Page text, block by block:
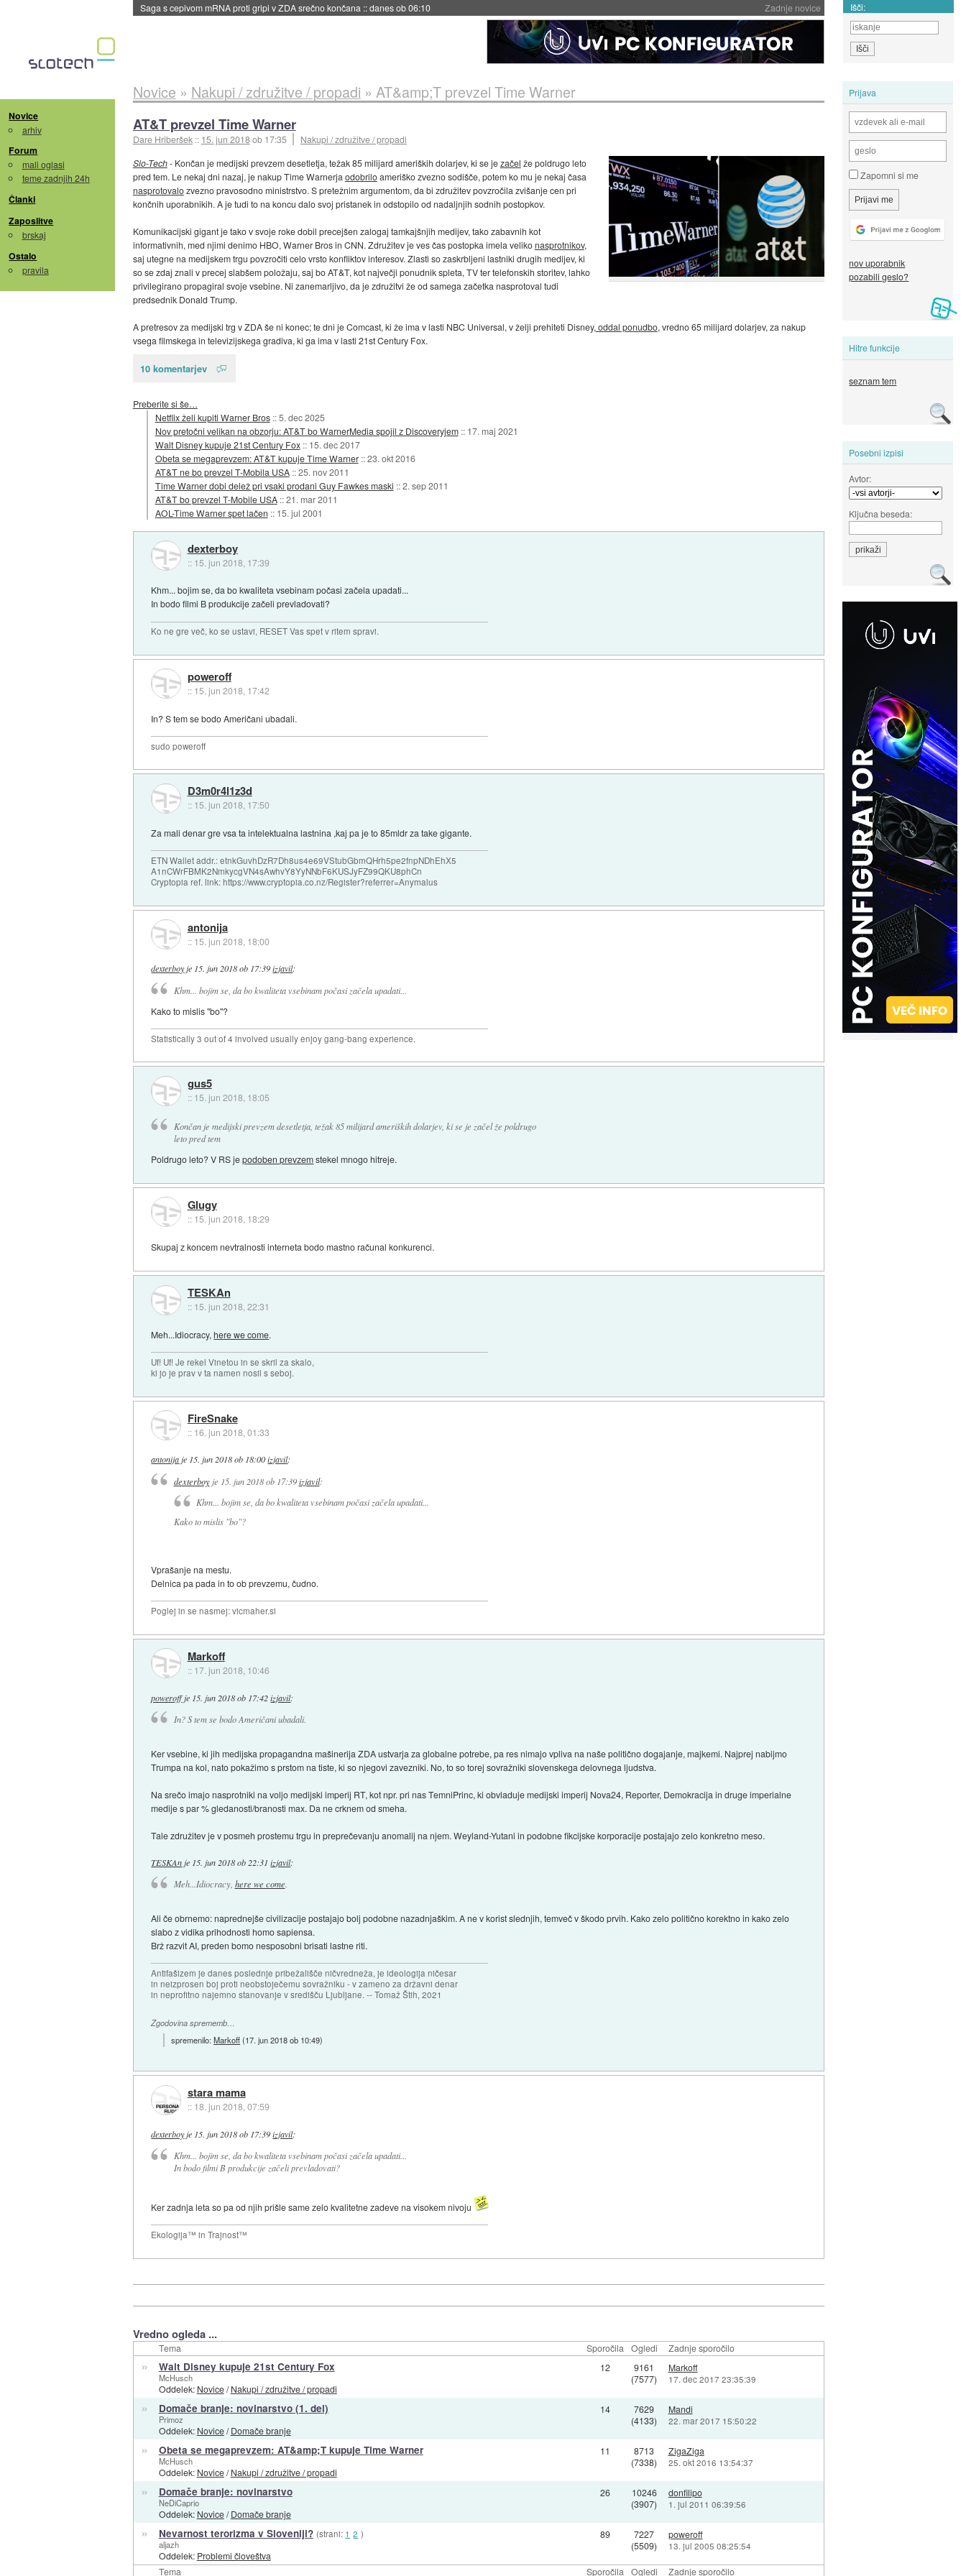
Zadnje novice
BMW v vozilih začel predvajati reklame::danes ob 06:09 Išči:
Novice
arhiv
Forum
mali oglasi
teme zadnjih 24h
Članki
Zaposlitve
brskaj
Ostalo
pravila
Prijava
Zapomni si me
nov uporabnik
pozabili geslo?
Hitre funkcije
seznam tem
Posebni izpisi
Avtor:
Ključna beseda:
Novice » Nakupi / združitve / propadi » AT&amp;T prevzel Time Warner
AT&T prevzel Time Warner
Dare Hriberšek :: 15. jun 2018ob 17:35
Nakupi / združitve / propadi
Slo-Tech- Končan je medijski prevzem desetletja, težak 85 milijard ameriških dolarjev, ki se jezačel že poldrugo leto
pred tem. Le nekaj dni nazaj, je nakup Time Warnerja odobriloameriško zvezno sodišče, potem ko mu je nekaj časa
nasprotovalozvezno pravosodno ministrstvo. S pretežnim argumentom, da bi združitev povzročila zvišanje cen pri
končnih uporabnikih. A je tudi to na koncu dalo svoj pristanek in odstopilo od nadaljnjih sodnih postopkov.
Komunikacijski gigant je tako v svoje roke dobil precejšen zalogaj tamkajšnjih medijev, tako zabavnih kot
informativnih, med njimi denimo HBO, Warner Bros in CNN. Združitev je ves čas postopka imela velikonasprotnikov,
saj utegne na medijskem trgu povzročiti celo vrsto konfliktov interesov. Zlasti so zaskrbljeni lastniki drugih medijev, ki
so se zdaj znali v precej slabšem položaju, saj bo AT&T, kot največji ponudnik spleta, TV ter telefonskih storitev, lahko
privilegirano propagiral svoje vsebine. Ni zanemarljivo, da je združitvi že od samega začetka nasprotoval tudi
predsednik Donald Trump.
A pretresov za medijski trg v ZDA še ni konec; te dni je Comcast, ki že ima v lasti NBC Universal, v želji prehiteti Disney, oddal ponudbo, vredno 65 milijard dolarjev, za nakup
vsega filmskega in televizijskega gradiva, ki ga ima v lasti 21st Century Fox.
10 komentarjev
Preberite si še…
Netflix želi kupiti Warner Bros ::5. dec 2025
Nov pretočni velikan na obzorju: AT&T bo WarnerMedia spojil z Discoveryjem :: 17. maj 2021
Walt Disney kupuje 21st Century Fox :: 15. dec 2017
Obeta se megaprevzem: AT&T kupuje Time Warner ::23. okt 2016
AT&T ne bo prevzel T-Mobila USA ::25. nov 2011
Time Warner dobi delež pri vsaki prodani Guy Fawkes maski ::2. sep 2011
AT&T bo prevzel T-Mobile USA ::21. mar 2011
AOL-Time Warner spet lačen :: 15. jul 2001
dexterboy
:: 15. jun 2018, 17:39
Khm... bojim se, da bo kwaliteta vsebinam počasi začela upadati...
In bodo filmi B produkcije začeli prevladovati?
Ko ne gre več, ko se ustavi, RESET Vas spet v ritem spravi.
poweroff
:: 15. jun 2018, 17:42
In? S tem se bodo Američani ubadali.
sudo poweroff
D3m0r4l1z3d
:: 15. jun 2018, 17:50
Za mali denar gre vsa ta intelektualna lastnina ,kaj pa je to 85mldr za take gigante.
ETN Wallet addr.: etnkGuvhDzR7Dh8us4e69VStubGbmQHrh5pe2fnpNDhEhX5
A1nCWrFBMK2NmkycgVN4sAwhvY8YyNNbF6KUSJyFZ99QKU8phCn
Cryptopia ref. link: https://www.cryptopia.co.nz/Register?referrer=Anymalus
antonija
:: 15. jun 2018, 18:00
dexterboyje 15. jun 2018 ob 17:39 izjavil:
Khm... bojim se, da bo kwaliteta vsebinam počasi začela upadati...
Kako to mislis "bo"?
Statistically 3 out of 4 involved usually enjoy gang-bang experience.
gus5
:: 15. jun 2018, 18:05
Končan je medijski prevzem desetletja, težak 85 milijard ameriških dolarjev, ki se je začel že poldrugo
leto pred tem
Poldrugo leto? V RS jepodoben prevzemstekel mnogo hitreje.
Glugy
:: 15. jun 2018, 18:29
Skupaj z koncem nevtralnosti interneta bodo mastno računal konkurenci.
TESKAn
:: 15. jun 2018, 22:31
Meh...Idiocracy,here we come.
Uf! Uf! Je rekel Vinetou in se skril za skalo,
ki jo je prav v ta namen nosil s seboj.
FireSnake
:: 16. jun 2018, 01:33
antonijaje 15. jun 2018 ob 18:00 izjavil:
dexterboyje 15. jun 2018 ob 17:39 izjavil:
Khm... bojim se, da bo kwaliteta vsebinam počasi začela upadati...
Kako to mislis "bo"?
Vprašanje na mestu.
Delnica pa pada in to ob prevzemu, čudno.
Poglej in se nasmej: vicmaher.si
Markoff
:: 17. jun 2018, 10:46
poweroffje 15. jun 2018 ob 17:42 izjavil:
In? S tem se bodo Američani ubadali.
Ker vsebine, ki jih medijska propagandna mašinerija ZDA ustvarja za globalne potrebe, pa res nimajo vpliva na naše politično dogajanje, majkemi. Najprej nabijmo
Trumpa na kol, nato pokažimo s prstom na tiste, ki so njegovi zavezniki. No, to so torej sovražniki slovenskega delovnega ljudstva.
Na srečo imajo nasprotniki na voljo medijski imperij RT, kot npr. pri nas TemniPrinc, ki obvladuje medijski imperij Nova24, Reporter, Demokracija in druge imperialne
medije s par % gledanosti/branosti max. Da ne crknem od smeha.
Tale združitev je v posmeh prostemu trgu in preprečevanju anomalij na njem. Weyland-Yutani in podobne fikcijske korporacije postajajo zelo konkretno meso.
TESKAn je 15. jun 2018 ob 22:31 izjavil:
Meh...Idiocracy, here we come.
Ali če obrnemo: naprednejše civilizacije postajajo bolj podobne nazadnjaškim. A ne v korist slednjih, temveč v škodo prvih. Kako zelo politično korektno in kako zelo
slabo z vidika prihodnosti homo sapiensa.
Brž razvit AI, preden bomo nesposobni brisati lastne riti.
Antifašizem je danes poslednje pribežališče ničvredneža, je ideologija ničesar
in neizprosen boj proti neobstoječemu sovražniku - v zameno za državni denar
in neprofitno najemno stanovanje v središču Ljubljane. -- Tomaž Štih, 2021
Zgodovina sprememb…
spremenilo:Markoff(17. jun 2018 ob 10:49)
stara mama
:: 18. jun 2018, 07:59
dexterboyje 15. jun 2018 ob 17:39 izjavil:
Khm... bojim se, da bo kwaliteta vsebinam počasi začela upadati...
In bodo filmi B produkcije začeli prevladovati?
Ker zadnja leta so pa od njih prišle same zelo kvalitetne zadeve na visokem nivoju
Ekologija™ in Trajnost™
Vredno ogleda ...
Tema Sporočila Ogledi Zadnje sporočilo
Tema Sporočila Ogledi Zadnje sporočilo
» Walt Disney kupuje 21st Century Fox
McHusch
Oddelek: Novice/Nakupi / združitve / propadi
12
9161
(7577)
Markoff
17. dec 2017 23:35:39
» Domače branje: novinarstvo (1. del)
Primoz
Oddelek: Novice/Domače branje
14
7629
(4133)
Mandi
22. mar 2017 15:50:22
» Obeta se megaprevzem: AT&amp;T kupuje Time Warner
McHusch
Oddelek: Novice/Nakupi / združitve / propadi
11
8713
(7338)
ZigaZiga
25. okt 2016 13:54:37
» Domače branje: novinarstvo
NeDiCaprio
Oddelek: Novice/Domače branje
26
10246
(3907)
donfilipo
1. jul 2011 06:39:56
» Nevarnost terorizma v Sloveniji? (strani: 1 2 )
aljazh
Oddelek: Problemi človeštva
89
7227
(5509)
poweroff
13. jul 2005 08:25:54